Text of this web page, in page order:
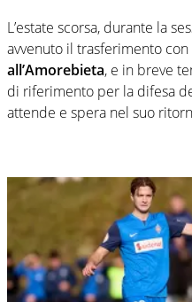
L’estate scorsa, durante la
avvenuto il trasferimento
all’Amorebieta, e in breve
di riferimento per la difesa
attende e spera nel suo